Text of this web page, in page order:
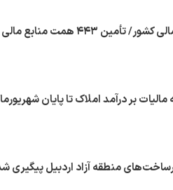
در مسیر تغییر ساختار تأمین مالی کشور/ تأمین ۴۴۳
بر درآمد املاک تا پایان شهریورماه
منطقه آزاد اردبیل پیگیری